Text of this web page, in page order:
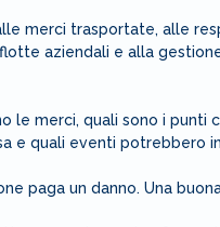
merci trasportate, alle
aziendali e alla
le merci, quali sono i punti
e quali eventi potrebbero
paga un danno. Una